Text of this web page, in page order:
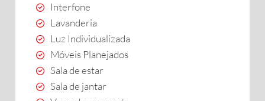
Interfone
Lavanderia
Luz Individualizada
Móveis Planejados
Sala de estar
Sala de jantar